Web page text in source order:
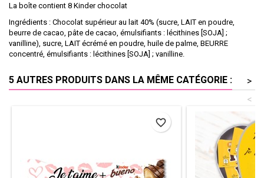
La boîte contient 8 Kinder chocolat
Ingrédients : Chocolat supérieur au lait 40% (sucre, LAIT en poudre,
beurre de cacao, pâte de cacao, émulsifiants : lécithines [SOJA] ;
vanilline), sucre, LAIT écrémé en poudre, huile de palme, BEURRE
concentré, émulsifiants : lécithines [SOJA] ; vanilline.
5 AUTRES PRODUITS DANS LA MÊME CATÉGORIE :
>
<
favorite_border